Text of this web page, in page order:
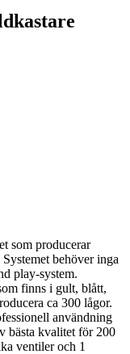
som producerar
behöver inga
play-system.
finns i gult, blått,
ca 300 lågor.
användning
bästa kvalitet för 200
ventiler och 1